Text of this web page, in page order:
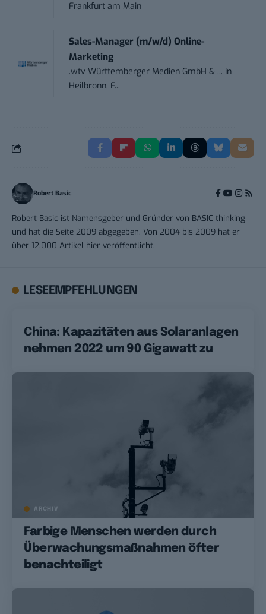
Frankfurt am Main
Sales-Manager (m/w/d) Online-
Marketing
.wtv Württemberger Medien GmbH & ... in
Heilbronn, F...
Robert Basic
Robert Basic ist Namensgeber und Gründer von BASIC thinking
und hat die Seite 2009 abgegeben. Von 2004 bis 2009 hat er
über 12.000 Artikel hier veröffentlicht.
LESEEMPFEHLUNGEN
China: Kapazitäten aus Solaranlagen
nehmen 2022 um 90 Gigawatt zu
ARCHIV
Farbige Menschen werden durch
Überwachungsmaßnahmen öfter
benachteiligt